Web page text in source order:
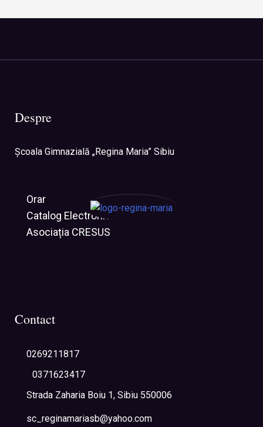
Despre
Şcoala Gimnazială „Regina Maria” Sibiu
Orar
Catalog Electronic
Asociația CRESUS
Contact
0269211817
0371623417
Strada Zaharia Boiu 1, Sibiu 550006
sc_reginamariasb@yahoo.com